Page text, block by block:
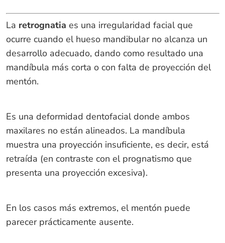
La retrognatia es una irregularidad facial que
ocurre cuando el hueso mandibular no alcanza un
desarrollo adecuado, dando como resultado una
mandíbula más corta o con falta de proyección del
mentón.
Es una deformidad dentofacial donde ambos
maxilares no están alineados. La mandíbula
muestra una proyección insuficiente, es decir, está
retraída (en contraste con el prognatismo que
presenta una proyección excesiva).
En los casos más extremos, el mentón puede
parecer prácticamente ausente.